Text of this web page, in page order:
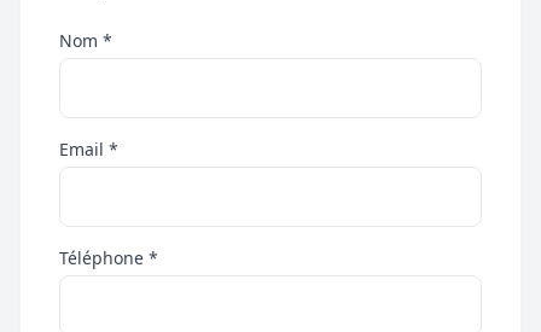
Nom *
Email *
Téléphone *